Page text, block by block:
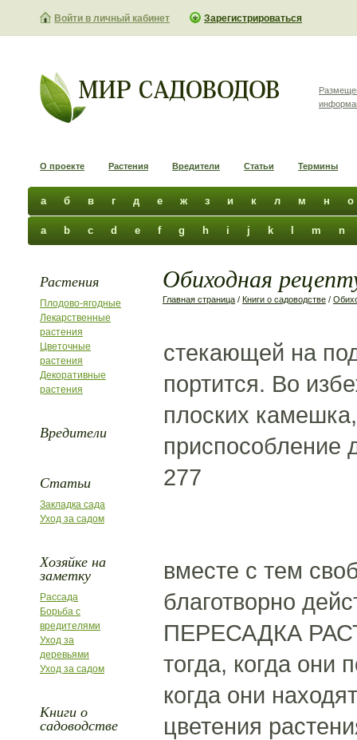
Войти в личный кабинет Зарегистрироваться
О проекте Растения Вредители Статьи Термины
а б в г д е ж з и к л м н о
a b c d e f g h i j k m n
Растения
Плодово-ягодные
Лекарственные
растения
Цветочные
растения
Декоративные
растения
Вредители
Статьи
Закладка сада
Уход за садом
Хозяйке на
заметку
Рассада
Борьба с
вредителями
Уход за
деревьями
Уход за садом
Книги о
садоводстве
Обиходная
Главная страница / Книги о садоводстве /
стекающей на
портится. Во
плоских
приспособление
277
вместе с тем
благотворно
ПЕРЕСАДКА
тогда, когда они
когда они
цветения